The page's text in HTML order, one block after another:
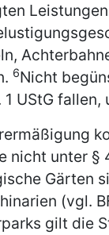
6Nicht
1 UStG
nicht unter §
Gärten
(vgl.
gilt die